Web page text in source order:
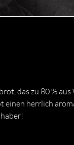
das zu 80 % aus
herrlich